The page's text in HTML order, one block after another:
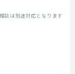
談は別途対応となります